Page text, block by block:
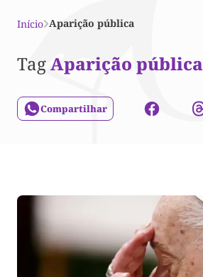
Início Aparição pública
TagAparição pública
Compartilhar